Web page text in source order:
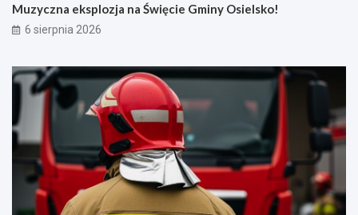
Muzyczna eksplozja na Święcie Gminy Osielsko!
6 sierpnia 2026